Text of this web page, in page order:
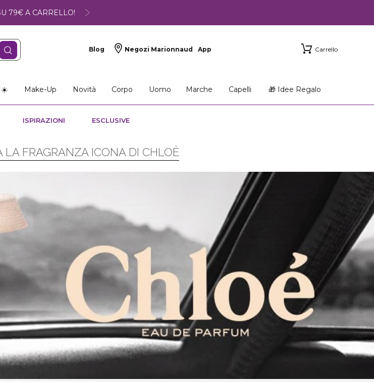
79€ A CARRELLO!
Blog Negozi Marionnaud App Carrello
☀️ Make-Up Novità Corpo Uomo Marche Capelli 🎁 Idee Regalo
ISPIRAZIONI ESCLUSIVE
LA FRAGRANZA ICONA DI CHLOÈ